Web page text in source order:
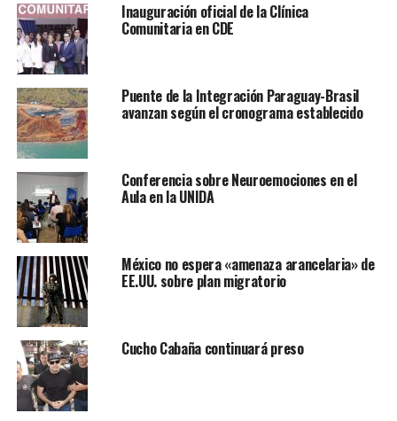
El proyecto fue remitido, nuevamente a la cámara de
Diputados para su estudio.
En distintos puntos del país ciudadanos movilizados,
estaban cerrando rutas como medida de presión que
fueron levantados una vez resuelto por el senado.
ARRIBA SIGUIENTE
Sin acuerdo opositor para CDE
NO SE PIERDA
ZI, de nuevo sin fueros
Inauguración oficial de la Clínica
Comunitaria en CDE
Puente de la Integración Paraguay-Brasil
avanzan según el cronograma establecido
Conferencia sobre Neuroemociones en el
Aula en la UNIDA
México no espera «amenaza arancelaria» de
EE.UU. sobre plan migratorio
Cucho Cabaña continuará preso